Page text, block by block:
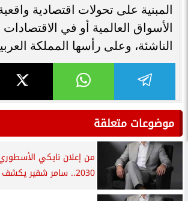
المبنية على تحولات اقتصادية
الأسواق العالمية أو في الاقتصادات
الناشئة، وعلى رأسها المملكة
موضوعات متعلقة
من إعلان نايكي
2030.. سامر شقير يكشف منطق...